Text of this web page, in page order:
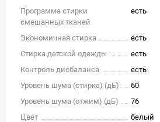
Программа стирки
смешанных тканей
есть
Экономичная стирка
есть
Стирка детской одежды
есть
Контроль дисбаланса
есть
Уровень шума (стирка) (дБ)
60
Уровень шума (отжим) (дБ)
76
Цвет
белый